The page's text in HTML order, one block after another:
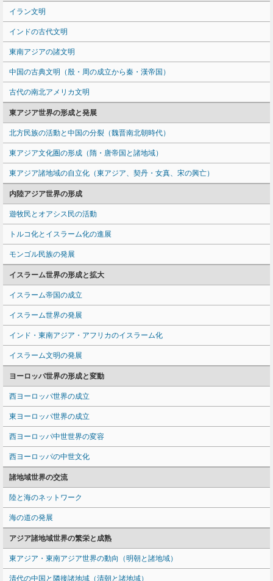
イラン文明
インドの古代文明
東南アジアの諸文明
中国の古典文明（殷・周の成立から秦・漢帝国）
古代の南北アメリカ文明
東アジア世界の形成と発展
北方民族の活動と中国の分裂（魏晋南北朝時代）
東アジア文化圏の形成（隋・唐帝国と諸地域）
東アジア諸地域の自立化（東アジア、契丹・女真、宋の興亡）
内陸アジア世界の形成
遊牧民とオアシス民の活動
トルコ化とイスラーム化の進展
モンゴル民族の発展
イスラーム世界の形成と拡大
イスラーム帝国の成立
イスラーム世界の発展
インド・東南アジア・アフリカのイスラーム化
イスラーム文明の発展
ヨーロッパ世界の形成と変動
西ヨーロッパ世界の成立
東ヨーロッパ世界の成立
西ヨーロッパ中世世界の変容
西ヨーロッパの中世文化
諸地域世界の交流
陸と海のネットワーク
海の道の発展
アジア諸地域世界の繁栄と成熟
東アジア・東南アジア世界の動向（明朝と諸地域）
清代の中国と隣接諸地域（清朝と諸地域）